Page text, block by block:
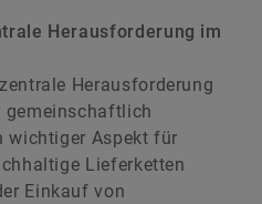
Herausforderung im
Herausforderung
gemeinschaftlich
wichtiger Aspekt für
Lieferketten
Einkauf von